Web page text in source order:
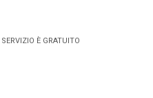
È GRATUITO